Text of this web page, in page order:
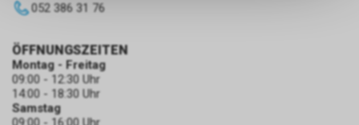
052 386 31 76
ÖFFNUNGSZEITEN
Montag - Freitag
09:00 - 12:30 Uhr
14:00 - 18:30 Uhr
Samstag